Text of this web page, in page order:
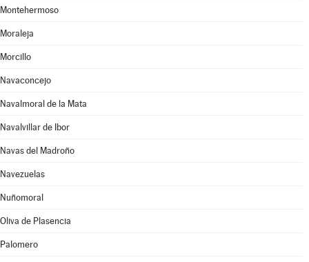
Montehermoso
Moraleja
Morcillo
Navaconcejo
Navalmoral de la Mata
Navalvillar de Ibor
Navas del Madroño
Navezuelas
Nuñomoral
Oliva de Plasencia
Palomero